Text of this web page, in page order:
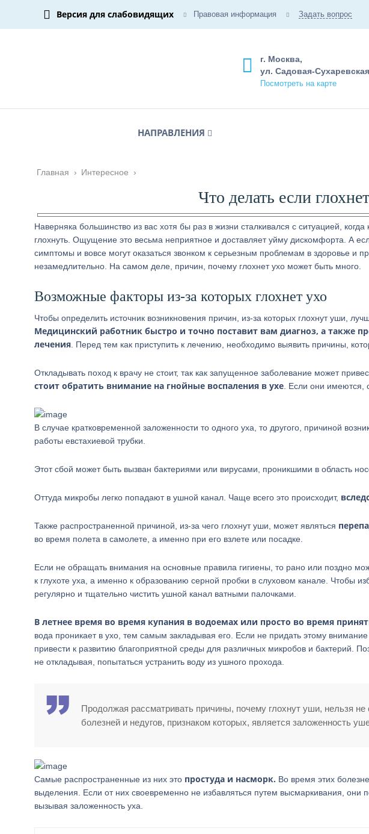
Версия для слабовидящих Правовая информация Задать вопрос
г. Москва,
ул. Садовая-
Посмотреть на карте
НАПРАВЛЕНИЯ
Главная › Интересное ›
Что делать если
Наверняка большинство из вас хотя бы раз в жизни сталкивался с ситуацией,
глохнуть. Ощущение это весьма неприятное и доставляет уйму дискомфорта. А
симптомы и вовсе могут оказаться звонком к серьезным проблемам в здоровье и
незамедлительно. На самом деле, причин, почему глохнет ухо может быть много.
Возможные факторы из-за которых глохнет ухо
Чтобы определить источник возникновения причин, из-за которых глохнут уши,
Медицинский работник быстро и точно поставит вам диагноз, а также
лечения . Перед тем как приступить к лечению, необходимо выявить причины,
Откладывать поход к врачу не стоит, так как запущенное заболевание может
стоит обратить внимание на гнойные воспаления в ухе . Если они имеются,
В случае кратковременной заложенности то одного уха, то другого, причиной
работы евстахиевой трубки.
Этот сбой может быть вызван бактериями или вирусами, проникшими в область
Оттуда микробы легко попадают в ушной канал. Чаще всего это происходит,
Также распространенной причиной, из-за чего глохнут уши, может являться
во время полета в самолете, а именно при его взлете или посадке.
Если не обращать внимания на основные правила гигиены, то рано или поздно
к глухоте уха, а именно к образованию серной пробки в слуховом канале. Чтобы
регулярно и тщательно чистить ушной канал ватными палочками.
В летнее время во время купания в водоемах или просто во время
вода проникает в ухо, тем самым закладывая его. Если не придать этому
привести к развитию благоприятной среды для различных микробов и бактерий.
не откладывая, попытаться устранить воду из ушного прохода.
Продолжая рассматривать причины, почему глохнут уши, нельзя
болезней и недугов, признаком которых, является заложенность
Самые распространенные из них это простуда и насморк. Во время этих
выделения. Если от них своевременно не избавляться путем высмаркивания, они
вызывая заложенность уха.